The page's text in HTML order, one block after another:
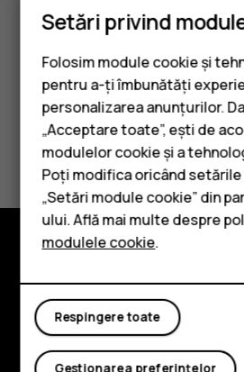
Smartphone-
Telefoane
Accesorii
Tablete
Considerați utile aceste
Da Nu
Despre
Planet and people
Setări privind
Folosim module cookie și
pentru a-ți îmbunătăți
personalizarea anunțurilor.
„Acceptare toate”, ești de
modulelor cookie și a
Poți modifica oricând
„Setări module cookie” din
ului. Află mai multe despre
modulele cookie.
Respingere toate
Gestionarea preferințelor